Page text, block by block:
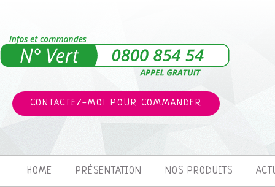
CONTACTEZ-MOI POUR COMMANDER
HOME PRÉSENTATION NOS PRODUITS